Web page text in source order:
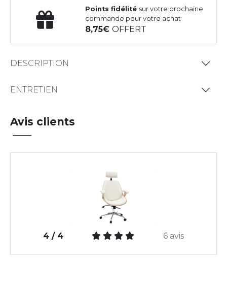
Points fidélité sur votre prochaine
commande pour votre achat
8,75OFFERT
DESCRIPTION
ENTRETIEN
Avis clients
4 / 4 6 avis